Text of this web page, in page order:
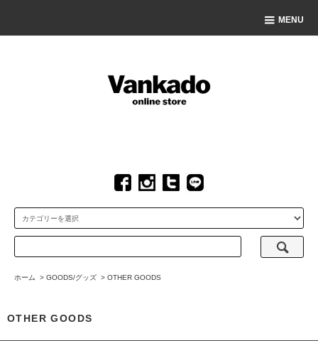
MENU
ホーム > GOODS/グッズ > OTHER GOODS
OTHER GOODS